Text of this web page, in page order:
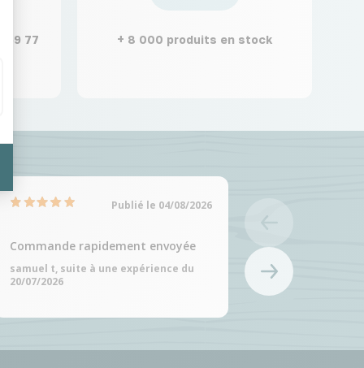
59 77
+ 8 000 produits en stock
Publié le 04/08/2026
Commande rapidement envoyée
samuel t, suite à une expérience du
20/07/2026
très bien
Jean Paul L, suite
16/07/2026